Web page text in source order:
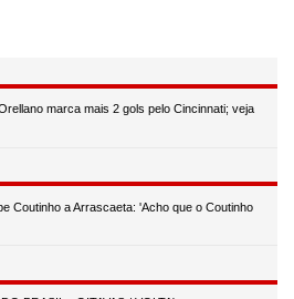
marca mais 2 gols pelo Cincinnati; veja
Coutinho a Arrascaeta: 'Acho que o Coutinho